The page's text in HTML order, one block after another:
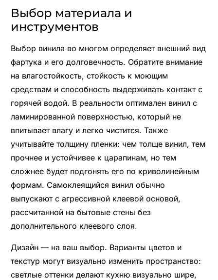
Выбор материала и
инструментов
Выбор винила во многом определяет внешний вид
фартука и его долговечность. Обратите внимание
на влагостойкость, стойкость к моющим
средствам и способность выдерживать контакт с
горячей водой. В реальности оптимален винил с
ламинированной поверхностью, который не
впитывает влагу и легко чистится. Также
учитывайте толщину пленки: чем толще винил, тем
прочнее и устойчивее к царапинам, но тем
сложнее будет подгонять его по криволинейным
формам. Самоклеящийся винил обычно
выпускают с агрессивной клеевой основой,
рассчитанной на бытовые стены без
дополнительного клеевого слоя.
Дизайн — на ваш выбор. Варианты цветов и
текстур могут визуально изменить пространство:
светлые оттенки делают кухню визуально шире,